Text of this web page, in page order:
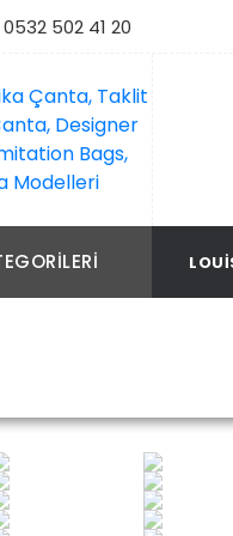
0532 502 41 20
Çanta Modelleri